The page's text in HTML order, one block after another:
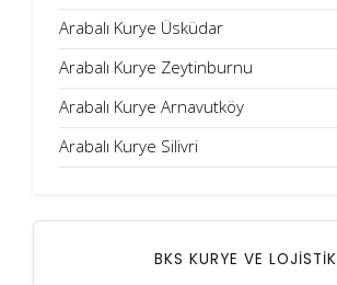
Arabalı Kurye Üsküdar
Arabalı Kurye Zeytinburnu
Arabalı Kurye Arnavutköy
Arabalı Kurye Silivri
BKS KURYE VE LOJİSTİK